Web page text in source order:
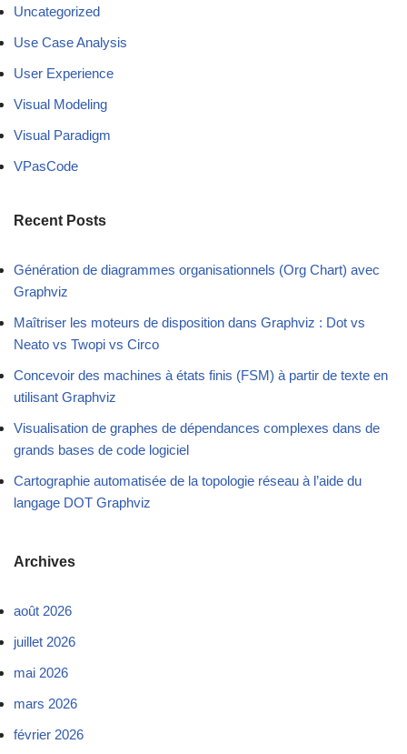
Uncategorized
Use Case Analysis
User Experience
Visual Modeling
Visual Paradigm
VPasCode
Recent Posts
Génération de diagrammes organisationnels (Org Chart) avec
Graphviz
Maîtriser les moteurs de disposition dans Graphviz : Dot vs
Neato vs Twopi vs Circo
Concevoir des machines à états finis (FSM) à partir de texte en
utilisant Graphviz
Visualisation de graphes de dépendances complexes dans de
grands bases de code logiciel
Cartographie automatisée de la topologie réseau à l’aide du
langage DOT Graphviz
Archives
août 2026
juillet 2026
mai 2026
mars 2026
février 2026